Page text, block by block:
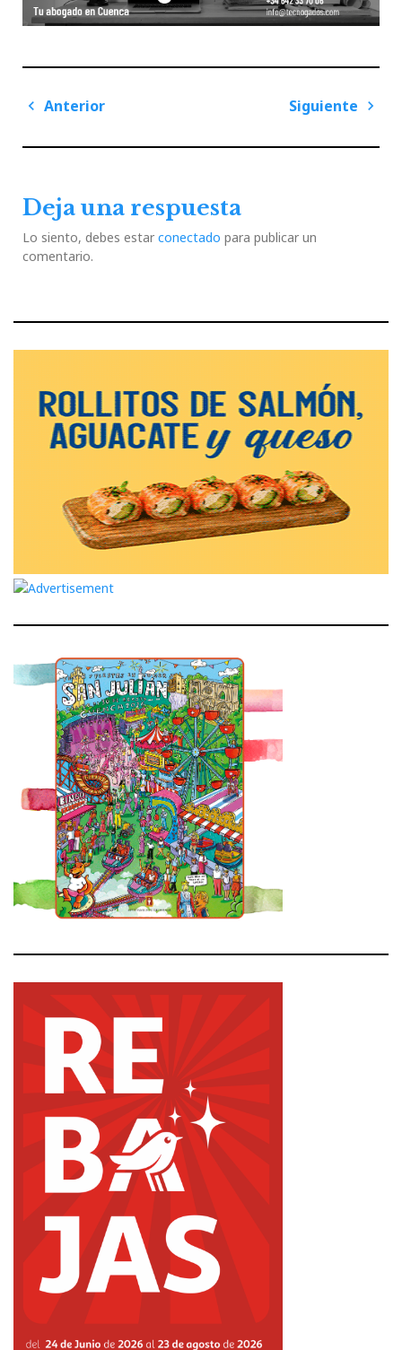
Navegación
entradas
Anterior
Siguiente
Deja una respuesta
Lo siento, debes estar conectado para publicar un
comentario.